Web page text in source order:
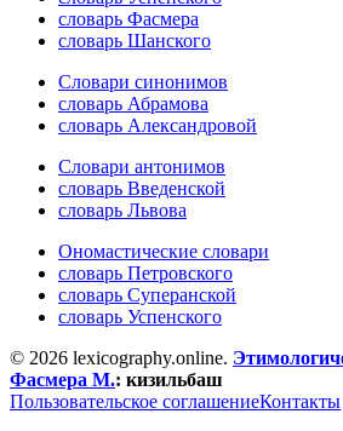
словарь Фасмера
словарь Шанского
Словари синонимов
словарь Абрамова
словарь Александровой
Словари антонимов
словарь Введенской
словарь Львова
Ономастические словари
словарь Петровского
словарь Суперанской
словарь Успенского
© 2026 lexicography.online.
Фасмера М.: кизильбаш
Пользовательское соглашениеКонтакты